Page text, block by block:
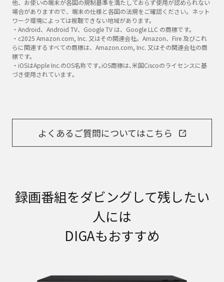
他、お使いの端末が各国の規制基準を満たしておらず使用が認められない
場合がありますので、端末の仕様と各国の法規をご確認ください。ネット
ワーク環境によっては視聴できない地域があります。
・Android、Android TV、Google TV は、Google LLC の商標です。
・c2025 Amazon.com, Inc. 又はその関連会社。Amazon、Fire 及びこれ
らに関連するすべての商標は、Amazon.com, Inc. 又はその関連会社の商
標です。
・iOSはApple Inc.のOS名称です｡iOS商標は､米国Ciscoのライセンスに基
づき使用されています｡
よくあるご質問についてはこちら
録画番組をダビングして残したい
人には
DIGAもおすすめ